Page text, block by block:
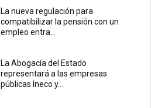
La nueva regulación para
compatibilizar la pensión con un
empleo entra...
La Abogacía del Estado
representará a las empresas
públicas Ineco y...